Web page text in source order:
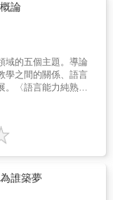
論
域的五個主題。導論
學之間的關係、語言
。〈語言能力純熟
定分等的準則。
及當前語言教學法
圍。〈學習型態〉概
〉討論語言測驗的理
言測驗。&
誰築夢